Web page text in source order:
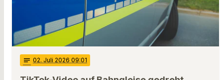
notes 02. Juli 2026 09:01